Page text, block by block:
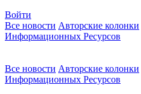
Войти
Все новости Авторские колонки
Информационных Ресурсов
Все новости Авторские колонки
Информационных Ресурсов